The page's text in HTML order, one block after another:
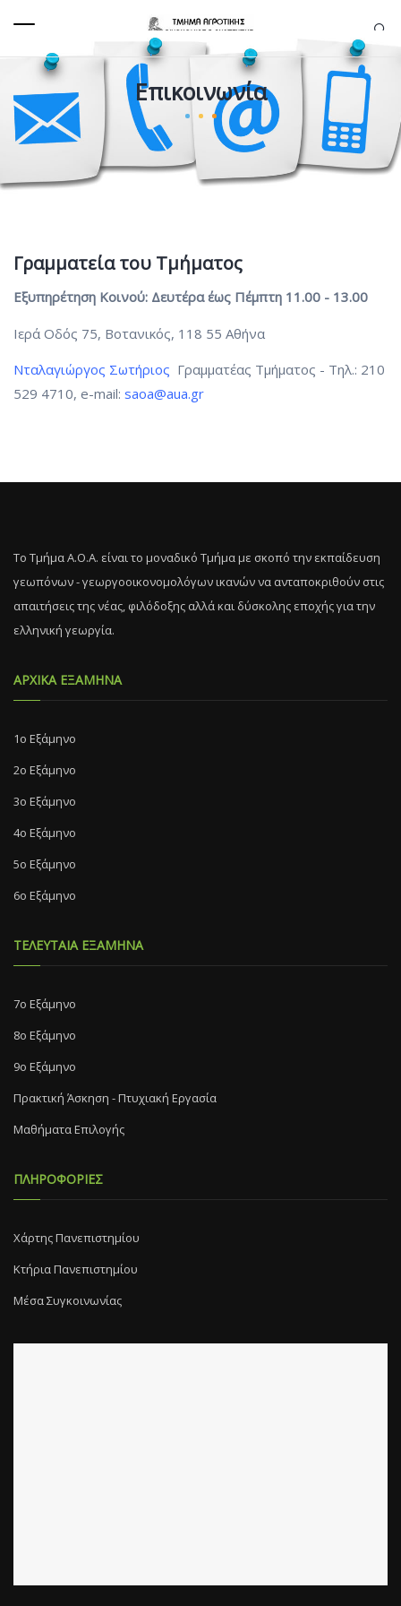
Επικοινωνία
Γραμματεία του Τμήματος
Εξυπηρέτηση Κοινού: Δευτέρα έως Πέμπτη 11.00 - 13.00
Ιερά Οδός 75, Βοτανικός, 118 55 Αθήνα
Νταλαγιώργος Σωτήριος Γραμματέας Τμήματος - Τηλ.: 210
529 4710, e-mail: saoa@aua.gr
Το Τμήμα Α.Ο.Α. είναι το μοναδικό Τμήμα με σκοπό την εκπαίδευση
γεωπόνων - γεωργοοικονομολόγων ικανών να ανταποκριθούν στις
απαιτήσεις της νέας, φιλόδοξης αλλά και δύσκολης εποχής για την
ελληνική γεωργία.
ΑΡΧΙΚΑ ΕΞΑΜΗΝΑ
1ο Εξάμηνο
2ο Εξάμηνο
3ο Εξάμηνο
4ο Εξάμηνο
5ο Εξάμηνο
6ο Εξάμηνο
ΤΕΛΕΥΤΑΙΑ ΕΞΑΜΗΝΑ
7o Eξάμηνο
8o Eξάμηνο
9ο Εξάμηνο
Πρακτική Άσκηση - Πτυχιακή Εργασία
Μαθήματα Επιλογής
ΠΛΗΡΟΦΟΡΙΕΣ
Χάρτης Πανεπιστημίου
Κτήρια Πανεπιστημίου
Μέσα Συγκοινωνίας